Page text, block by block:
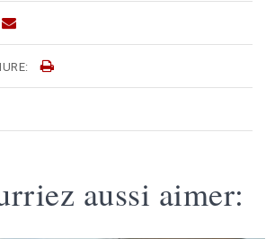
aussi aimer: